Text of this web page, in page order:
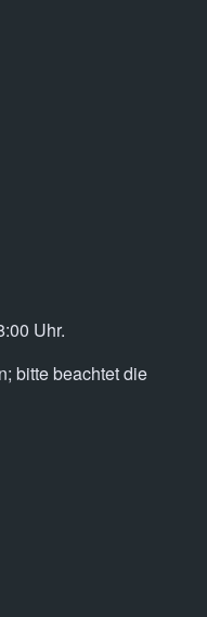
Uhr.
bitte beachtet die